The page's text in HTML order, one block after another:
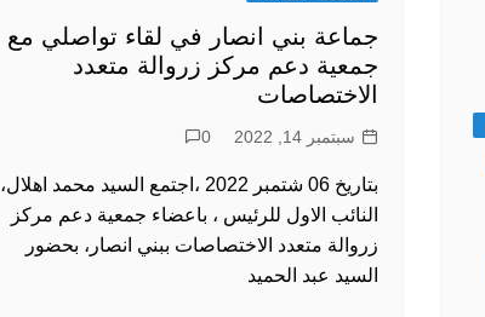
جماعة بني انصار في لقاء تواصلي مع
جمعية دعم مركز زروالة متعدد
الاختصاصات
سبتمبر 14, 2022 0
بتاريخ 06 شتمبر 2022 ،اجتمع السيد محمد اهلال،
النائب الاول للرئيس ، باعضاء جمعية دعم مركز
زروالة متعدد الاختصاصات ببني انصار، بحضور
السيد عبد الحميد